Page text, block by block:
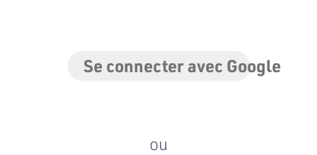
Se connecter avec Google
ou